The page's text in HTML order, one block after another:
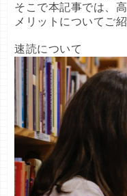
そこで本記事では、
メリットについてご紹
速読について